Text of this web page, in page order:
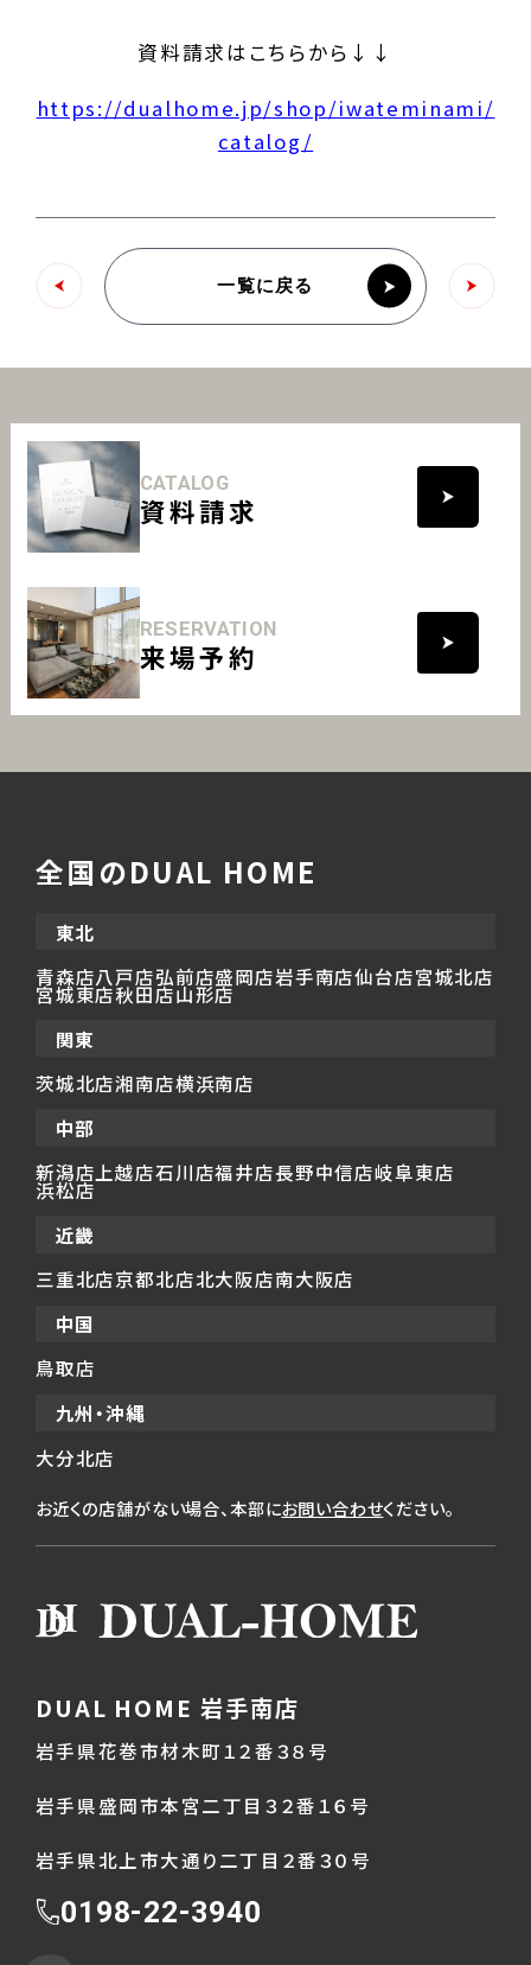
資料請求はこちらから↓↓
https://dualhome.jp/shop/iwateminami/
catalog/
一覧に戻る
CATALOG
資料請求
RESERVATION
来場予約
全国のDUAL HOME
東北
青森店八戸店弘前店盛岡店岩手南店仙台店宮城北店
宮城東店秋田店山形店
関東
茨城北店湘南店横浜南店
中部
新潟店 上越店石川店福井店長野中信店岐阜東店
浜松店
近畿
三重北店京都北店北大阪店南大阪店
中国
鳥取店
九州・沖縄
大分北店
お近くの店舗がない場合、本部にお問い合わせください。
DUAL HOME 岩手南店
岩手県花巻市材木町１２番３８号
岩手県盛岡市本宮二丁目３２番１６号
岩手県北上市大通り二丁目２番３０号
0198-22-3940